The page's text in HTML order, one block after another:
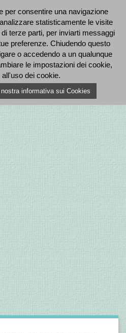
per consentire una navigazione
statisticamente le visite
terze parti, per inviarti messaggi
preferenze. Chiudendo questo
o accedendo a un qualunque
le impostazioni dei cookie,
dei cookie.
nostra informativa sui Cookies